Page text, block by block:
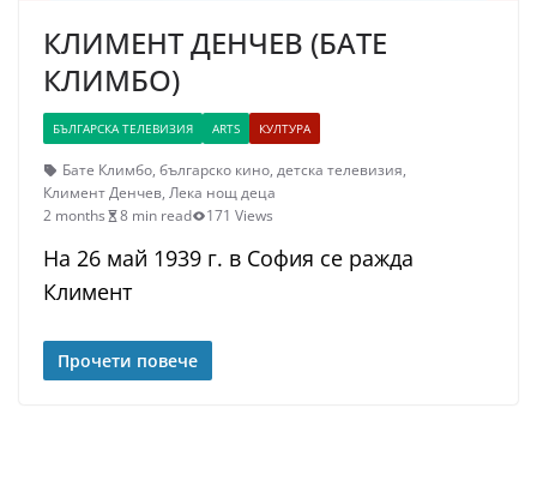
КЛИМЕНТ ДЕНЧЕВ (БАТЕ
КЛИМБО)
БЪЛГАРСКА ТЕЛЕВИЗИЯ ARTS КУЛТУРА
Бате Климбо, българско кино, детска телевизия,
Климент Денчев, Лека нощ деца
2 months
8 min read 171 Views
На 26 май 1939 г. в София се ражда
Климент
Прочети повече